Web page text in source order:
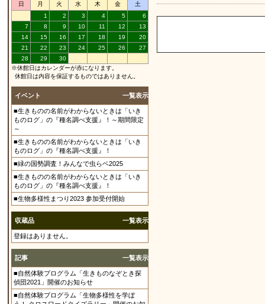
日 月 火 水 木 金
土
1
2 3 4 5
6
7
8 9 10 11 12
13
14
15 16 17 18 19
20
21
22 23 24 25 26
27
28
29
30
※休館日はカレンダーが赤になります。
休館日は内容を保証するものではありません。
イベント 一覧表示
■生きものの名前がわからないときは「いき
ものログ」の『種名調べ支援』！～期間限定
～
■生きものの名前がわからないときは「いき
ものログ」の『種名調べ支援』！
■緑の国勢調査！みんなで虫らベ2025
■生きものの名前がわからないときは「いき
ものログ」の『種名調べ支援』！
■生物多様性まつり2023 参加受付開始
収蔵品 一覧表示
登録はありません。
記事 一覧表示
■自然体験プログラム「生きものなぞとき探
偵団2021」開催のお知らせ
■自然体験プログラム「生物多様性を学ぼ